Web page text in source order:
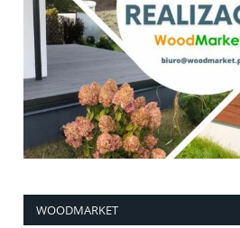
WOODMARKET